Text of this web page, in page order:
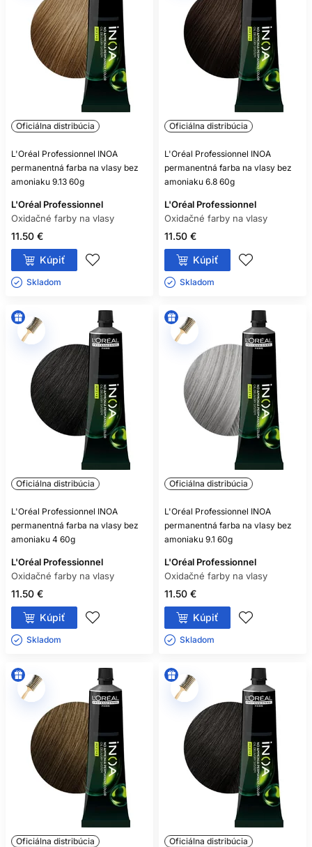
POTREBUJE KAŽDÁ OXIDAČNÁ
FARBA VYVÍJAČ?
Takmer všetky áno, ale vždy sa riaďte označením
konkrétneho produktu.
MÔŽEM ZMIEŠAŤ FARBU A
OXIDANT RÔZNYCH ZNAČIEK?
kompatibilný systém jednej rady.
ZOSVETLÍ SVETLÁ FARBA TMAVÉ
FARBENÉ VLASY?
Spravidla nie spoľahlivo, pretože oxidačná farba bežne
nezosvetľuje už vytvorený umelý pigment.
JE BEZAMONIAKOVÁ FARBA
NEALERGÉNNA?
Nie. Aj bezamoniaková oxidačná farba môže obsahovať
alergizujúce farbiace látky.
Oficiálna distribúcia
L'Oréal Professionnel INOA
permanentná farba na vlasy bez
amoniaku 9.13 60g
L'Oréal Professionnel
Oxidačné farby na vlasy
11.50 €
Kúpiť
Skladom ㅤ
Oficiálna distribúcia
L'Oréal Professionnel INOA
permanentná farba na vlasy bez
amoniaku 6.8 60g
L'Oréal Professionnel
Oxidačné farby na vlasy
11.50 €
Kúpiť
Skladom ㅤ
Oficiálna distribúcia
L'Oréal Professionnel INOA
permanentná farba na vlasy bez
amoniaku 4 60g
L'Oréal Professionnel
Oxidačné farby na vlasy
11.50 €
Kúpiť
Skladom ㅤ
Oficiálna distribúcia
L'Oréal Professionnel INOA
permanentná farba na vlasy bez
amoniaku 9.1 60g
L'Oréal Professionnel
Oxidačné farby na vlasy
11.50 €
Kúpiť
Skladom ㅤ
Oficiálna distribúcia Oficiálna distribúcia